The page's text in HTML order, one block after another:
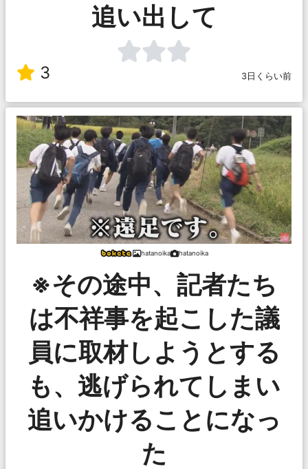
追い出して
3 3日くらい前
hatanoika hatanoika
※その途中、記者たち
は不祥事を起こした議
員に取材しようとする
も、逃げられてしまい
追いかけることになっ
た